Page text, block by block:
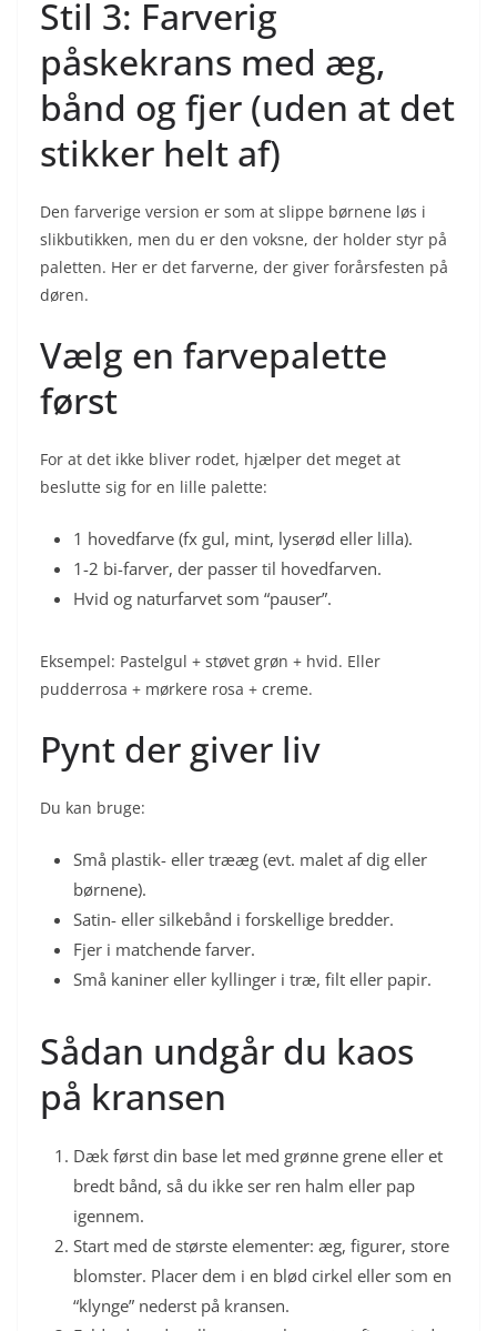
Stil 3: Farverig
påskekrans med æg,
bånd og fjer (uden at det
stikker helt af)
Den farverige version er som at slippe børnene løs i
slikbutikken, men du er den voksne, der holder styr på
paletten. Her er det farverne, der giver forårsfesten på
døren.
Vælg en farvepalette
først
For at det ikke bliver rodet, hjælper det meget at
beslutte sig for en lille palette:
1 hovedfarve (fx gul, mint, lyserød eller lilla).
1-2 bi-farver, der passer til hovedfarven.
Hvid og naturfarvet som “pauser”.
Eksempel: Pastelgul + støvet grøn + hvid. Eller
pudderrosa + mørkere rosa + creme.
Pynt der giver liv
Du kan bruge:
Små plastik- eller trææg (evt. malet af dig eller
børnene).
Satin- eller silkebånd i forskellige bredder.
Fjer i matchende farver.
Små kaniner eller kyllinger i træ, filt eller papir.
Sådan undgår du kaos
på kransen
Dæk først din base let med grønne grene eller et
bredt bånd, så du ikke ser ren halm eller pap
igennem.
Start med de største elementer: æg, figurer, store
blomster. Placer dem i en blød cirkel eller som en
“klynge” nederst på kransen.